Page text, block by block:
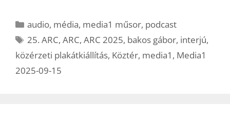
Kategória
audio, média, media1 műsor, podcast
Címkék
25. ARC,ARC,ARC 2025, bakos gábor, interjú,
közérzeti plakátkiállítás, Köztér, media1 , Media1
2025-09-15